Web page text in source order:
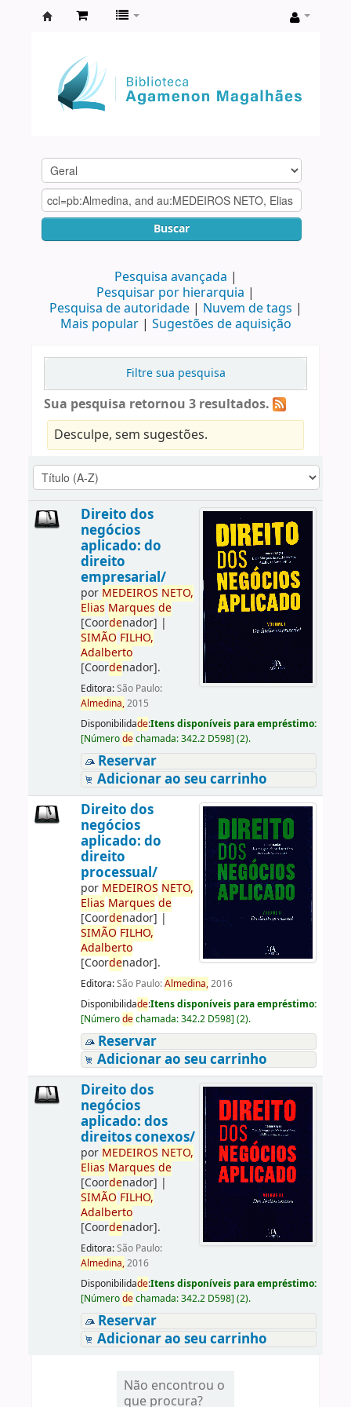
Agamenon
Magalhães
Buscar
Pesquisa avançada
Pesquisar por hierarquia
Pesquisa de autoridade
Nuvem de tags
Mais popular
Sugestões de aquisição
Filtre sua pesquisa
Sua pesquisa retornou 3 resultados.
Desculpe, sem sugestões.
Direito dos
negócios
aplicado: do
direito
empresarial/
por MEDEIROS NETO,
Elias Marques de
[Coordenador] |
SIMÃO FILHO,
Adalberto
[Coordenador].
Editora:São Paulo:
Almedina,2015
Disponibilidade:Itens disponíveis para empréstimo:
[Númerodechamada:342.2 D598] (2).
Reservar
Adicionar ao seu carrinho
Direito dos
negócios
aplicado: do
direito
processual/
por MEDEIROS NETO,
Elias Marques de
[Coordenador] |
SIMÃO FILHO,
Adalberto
[Coordenador].
Editora:São Paulo:Almedina,2016
Disponibilidade:Itens disponíveis para empréstimo:
[Númerodechamada:342.2 D598] (2).
Reservar
Adicionar ao seu carrinho
Direito dos
negócios
aplicado: dos
direitos conexos/
por MEDEIROS NETO,
Elias Marques de
[Coordenador] |
SIMÃO FILHO,
Adalberto
[Coordenador].
Editora:São Paulo:
Almedina,2016
Disponibilidade:Itens disponíveis para empréstimo:
[Númerodechamada:342.2 D598] (2).
Reservar
Adicionar ao seu carrinho
Não encontrou o
que procura?